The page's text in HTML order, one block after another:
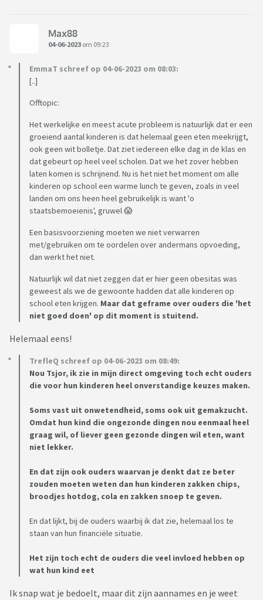
Max88
04-06-2023 om 09:23
EmmaT schreef op 04-06-2023 om 08:03:
[..]
Offtopic:
Het werkelijke en meest acute probleem is natuurlijk dat er een
groeiend aantal kinderen is dat helemaal geen eten meekrijgt,
ook geen wit bolletje. Dat ziet iedereen elke dag in de klas en
dat gebeurt op heel veel scholen. Dat we het zover hebben
laten komen is schrijnend. Nu is het niet het moment om alle
kinderen op school een warme lunch te geven, zoals in veel
landen om ons heen heel gebruikelijk is want 'o
staatsbemoeienis', gruwel 😱
Een basisvoorziening moeten we niet verwarren
met/gebruiken om te oordelen over andermans opvoeding,
dan werkt het niet.
Natuurlijk wil dat niet zeggen dat er hier geen obesitas was
geweest als we de gewoonte hadden dat alle kinderen op
school eten krijgen. Maar dat geframe over ouders die 'het
niet goed doen' op dit moment is stuitend.
Helemaal eens!
TrefleQ schreef op 04-06-2023 om 08:49:
Nou Tsjor, ik zie in mijn direct omgeving toch echt ouders
die voor hun kinderen heel onverstandige keuzes maken.
Soms vast uit onwetendheid, soms ook uit gemakzucht.
Omdat hun kind die ongezonde dingen nou eenmaal heel
graag wil, of liever geen gezonde dingen wil eten, want
niet lekker.
En dat zijn ook ouders waarvan je denkt dat ze beter
zouden moeten weten dan hun kinderen zakken chips,
broodjes hotdog, cola en zakken snoep te geven.
En dat lijkt, bij de ouders waarbij ik dat zie, helemaal los te
staan van hun financiële situatie.
Het zijn toch echt de ouders die veel invloed hebben op
wat hun kind eet
Ik snap wat je bedoelt, maar dit zijn aannames en je weet